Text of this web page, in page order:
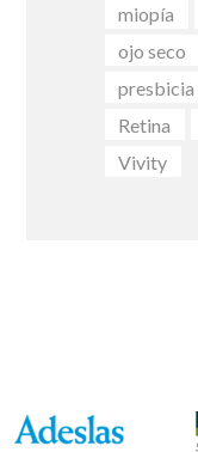
miopía
ojo seco
presbicia
Retina
Vivity